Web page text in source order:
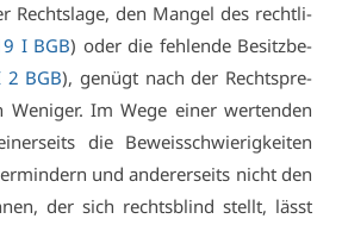
Rechts­la­ge, den Man­gel des recht­li­
I BGB) oder die feh­len­de Be­sitz­be­
2 BGB), ge­nügt nach der Recht­spre­
We­ni­ger. Im We­ge ei­ner wer­ten­den
die Be­weis­schwie­rig­kei­ten
und an­de­rer­seits nicht den
der sich rechts­blind stellt, lässt